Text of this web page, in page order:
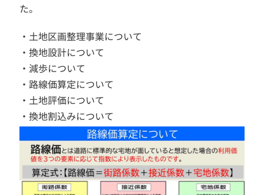
た。
・土地区画整理事業について
・換地設計について
・減歩について
・路線価算定について
・土地評価について
・換地割込みについて